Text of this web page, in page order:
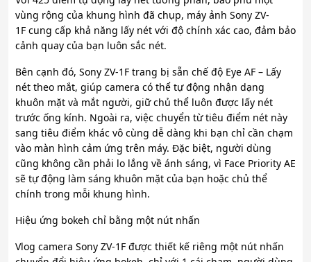
vùng rộng của khung hình đã chụp, máy ảnh Sony ZV-
1F cung cấp khả năng lấy nét với độ chính xác cao, đảm bảo
cảnh quay của bạn luôn sắc nét.
Bên cạnh đó, Sony ZV-1F trang bị sẵn chế độ Eye AF – Lấy
nét theo mắt, giúp camera có thể tự động nhận dạng
khuôn mặt và mắt người, giữ chủ thể luôn được lấy nét
trước ống kính. Ngoài ra, việc chuyển từ tiêu điểm nét này
sang tiêu điểm khác vô cùng dễ dàng khi bạn chỉ cần chạm
vào màn hình cảm ứng trên máy. Đặc biệt, người dùng
cũng không cần phải lo lắng về ánh sáng, vì Face Priority AE
sẽ tự động làm sáng khuôn mặt của bạn hoặc chủ thể
chính trong mỗi khung hình.
Hiệu ứng bokeh chỉ bằng một nút nhấn
Vlog camera Sony ZV-1F được thiết kế riêng một nút nhấn